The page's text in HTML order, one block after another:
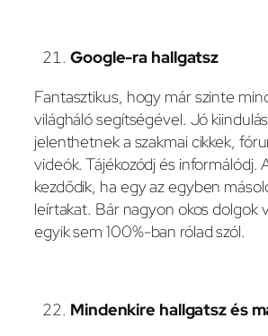
Google-ra hallgatsz
Fantasztikus, hogy már szinte
világháló segítségével. Jó
jelenthetnek a szakmai cikkek,
videók. Tájékozódj és informálódj.
kezdődik, ha egy az egyben
leírtakat. Bár nagyon okos dolgok
egyik sem 100%-ban rólad szól.
Mindenkire hallgatsz és